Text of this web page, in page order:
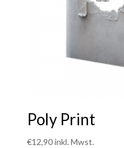
Poly Print
€12,90inkl. Mwst.